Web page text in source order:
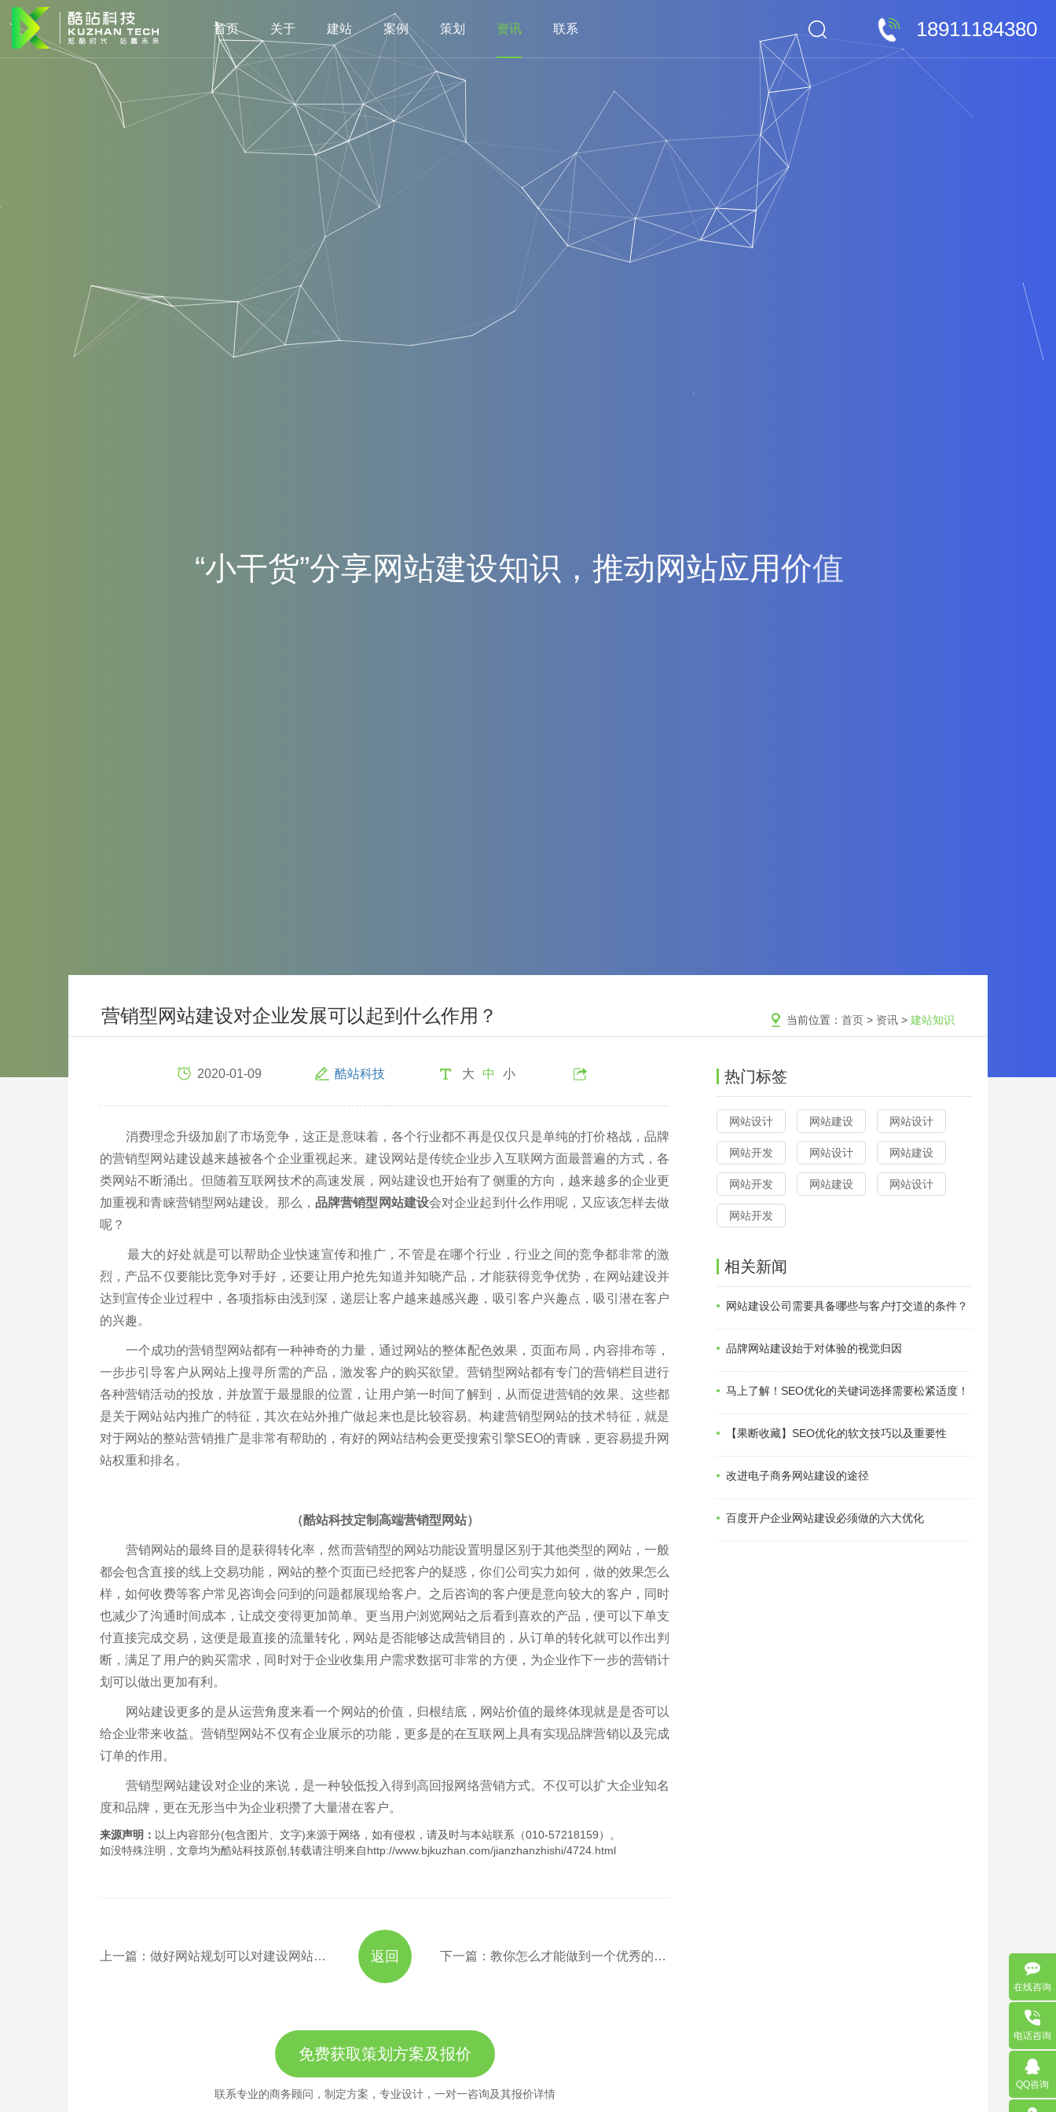
18911184380
首页 关于 建站 案例 策划 资讯 联系
“小干货”分享网站建设知识 ， 推动 网站应用价值
当前位置：首页 > 资讯 >建站知识
营销型网站建设对企业发展可以起到什么作用？
2020-01-09 酷站科技 大 中 小
消费理念升级加剧了市场竞争，这正是意味着，各个行业都不再是仅仅只是单纯的打价格战，品牌
的营销型网站建设越来越被各个企业重视起来。建设网站是传统企业步入互联网方面最普遍的方式，各
类网站不断涌出。但随着互联网技术的高速发展，网站建设也开始有了侧重的方向，越来越多的企业更
加重视和青睐营销型网站建设。那么， 品牌营销型网站建设会对企业起到什么作用呢，又应该怎样去做
呢？
最大的好处就是可以帮助企业快速宣传和推广，不管是在哪个行业，行业之间的竞争都非常的激
烈，产品不仅要能比竞争对手好，还要让用户抢先知道并知晓产品，才能获得竞争优势，在网站建设并
达到宣传企业过程中，各项指标由浅到深，递层让客户越来越感兴趣，吸引客户兴趣点，吸引潜在客户
的兴趣。
一个成功的营销型网站都有一种神奇的力量，通过网站的整体配色效果，页面布局，内容排布等，
一步步引导客户从网站上搜寻所需的产品，激发客户的购买欲望。营销型网站都有专门的营销栏目进行
各种营销活动的投放，并放置于最显眼的位置，让用户第一时间了解到，从而促进营销的效果。这些都
是关于网站站内推广的特征，其次在站外推广做起来也是比较容易。构建营销型网站的技术特征，就是
对于网站的整站营销推广是非常有帮助的，有好的网站结构会更受搜索引擎SEO的青睐，更容易提升网
站权重和排名。
（酷站科技定制高端营销型网站）
营销网站的最终目的是获得转化率，然而营销型的网站功能设置明显区别于其他类型的网站，一般
都会包含直接的线上交易功能，网站的整个页面已经把客户的疑惑，你们公司实力如何，做的效果怎么
样，如何收费等客户常见咨询会问到的问题都展现给客户。之后咨询的客户便是意向较大的客户，同时
也减少了沟通时间成本，让成交变得更加简单。更当用户浏览网站之后看到喜欢的产品，便可以下单支
付直接完成交易，这便是最直接的流量转化，网站是否能够达成营销目的，从订单的转化就可以作出判
断，满足了用户的购买需求，同时对于企业收集用户需求数据可非常的方便，为企业作下一步的营销计
划可以做出更加有利。
网站建设更多的是从运营角度来看一个网站的价值，归根结底，网站价值的最终体现就是是否可以
给企业带来收益。营销型网站不仅有企业展示的功能，更多是的在互联网上具有实现品牌营销以及完成
订单的作用。
营销型网站建设对企业的来说，是一种较低投入得到高回报网络营销方式。不仅可以扩大企业知名
度和品牌，更在无形当中为企业积攒了大量潜在客户。
来源声明： 以上内容部分(包含图片、文字)来源于网络，如有侵权，请及时与本站联系（010-57218159）。
如没特殊注明，文章均为酷站科技原创,转载请注明来自http://www.bjkuzhan.com/jianzhanzhishi/4724.html
上一篇：做好网站规划可以对建设网站起到什么好处 下一篇：教你怎么才能做到一个优秀的网站
返回
免费获取策划方案及报价
联系专业的商务顾问，制定方案，专业设计，一对一咨询及其报价详情
热门标签
网站设计 网站建设 网站设计
网站开发 网站设计 网站建设
网站开发 网站建设 网站设计
网站开发
相关新闻
网站建设公司需要具备哪些与客户打交道的条件？
品牌网站建设始于对体验的视觉归因
马上了解！SEO优化的关键词选择需要松紧适度！
【果断收藏】SEO优化的软文技巧以及重要性
改进电子商务网站建设的途径
百度开户企业网站建设必须做的六大优化
在线咨询
电话咨询
QQ咨询